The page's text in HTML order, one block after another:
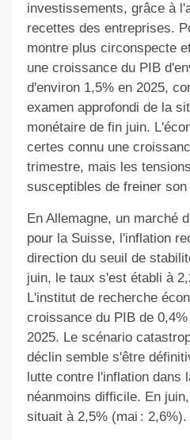
investissements, grâce à
recettes des entreprises.
montre plus circonspecte
une croissance du PIB
d'environ 1,5% en 2025,
examen approfondi de la
monétaire de fin juin.
certes connu une
trimestre, mais les
susceptibles de freiner son
En Allemagne, un marché
pour la Suisse, l'inflation
direction du seuil de
juin, le taux s'est établi à
L'institut de recherche
croissance du PIB de
2025. Le scénario
déclin semble s'être
lutte contre l'inflation dans
néanmoins difficile. En
situait à 2,5% (mai : 2,6%).